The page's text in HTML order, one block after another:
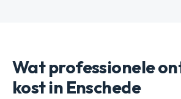
Wat professionele
kost in Enschede